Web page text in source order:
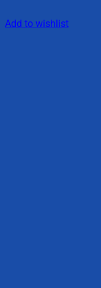
Add to wishlist